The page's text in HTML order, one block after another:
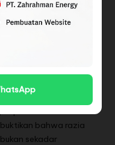
terhadap
yang
mereka harus
untuk diproses
bahwa razia
sekadar